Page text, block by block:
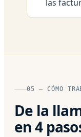
las
05 — CÓMO
De la
en 4